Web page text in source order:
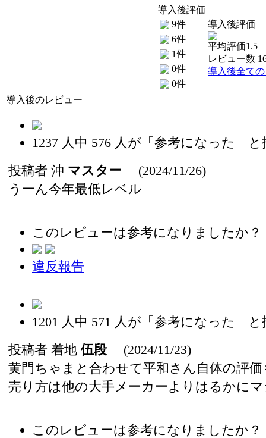
導入後評価
9件
6件
1件
0件
0件
導入後評価
平均評価1.5
レビュー数
導入後全て
導入後のレビュー
1237 人中 576 人が「参考になった」
投稿者 沖 マスター (2024/11/26)
うーん今年最低レベル
このレビューは参考になりましたか？
違反報告
1201 人中 571 人が「参考になった」
投稿者 着地 伍段 (2024/11/23)
黄門ちゃまと合わせて平和さん自体の評
売り方は他の大手メーカーよりはるかに
このレビューは参考になりましたか？